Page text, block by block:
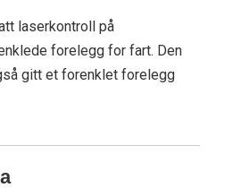
laserkontroll på
forelegg for fart. Den
gitt et forenklet forelegg